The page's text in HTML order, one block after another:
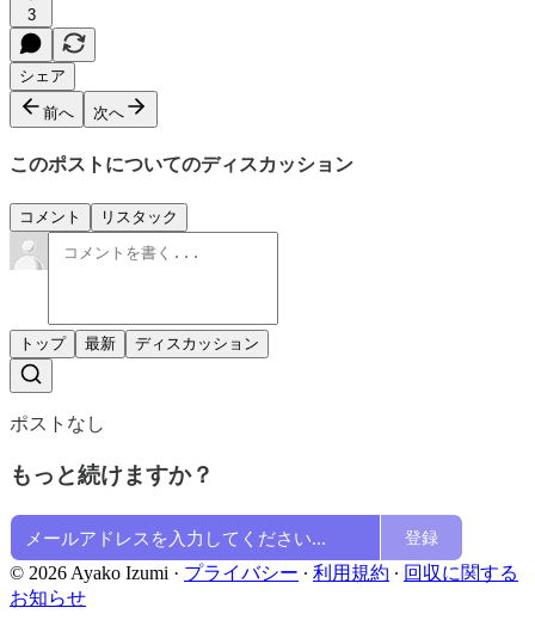
3
シェア
前へ 次へ
このポストについてのディスカッション
コメント リスタック
トップ 最新 ディスカッション
ポストなし
もっと続けますか？
登録
© 2026 Ayako Izumi · プライバシー ∙ 利用規約 ∙ 回収に関する
お知らせ